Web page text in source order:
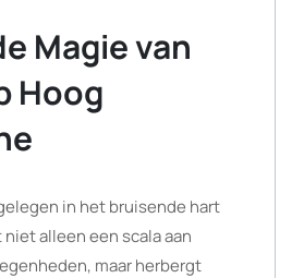
Magie van
Hoog
in het bruisende hart
alleen een scala aan
maar herbergt